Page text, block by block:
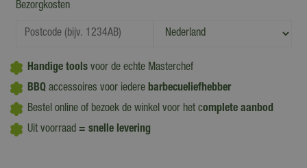
Bezorgkosten
Handige tools voor de echte Masterchef
BBQ accessoires voor iedere barbecueliefhebber
Bestel online of bezoek de winkel voor het complete aanbod
Uit voorraad = snelle levering